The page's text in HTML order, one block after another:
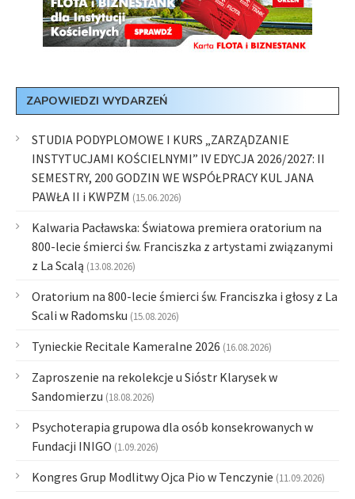
ZAPOWIEDZI WYDARZEŃ
STUDIA PODYPLOMOWE I KURS „ZARZĄDZANIE
INSTYTUCJAMI KOŚCIELNYMI” IV EDYCJA 2026/2027: II
SEMESTRY, 200 GODZIN WE WSPÓŁPRACY KUL JANA
PAWŁA II i KWPZM (15.06.2026)
Kalwaria Pacławska: Światowa premiera oratorium na
800-lecie śmierci św. Franciszka z artystami związanymi
z La Scalą (13.08.2026)
Oratorium na 800-lecie śmierci św. Franciszka i głosy z La
Scali w Radomsku (15.08.2026)
Tynieckie Recitale Kameralne 2026 (16.08.2026)
Zaproszenie na rekolekcje u Sióstr Klarysek w
Sandomierzu (18.08.2026)
Psychoterapia grupowa dla osób konsekrowanych w
Fundacji INIGO (1.09.2026)
Kongres Grup Modlitwy Ojca Pio w Tenczynie (11.09.2026)